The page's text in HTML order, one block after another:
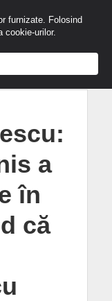
a
în
că
furnizate. Folosind
cookie-urilor.